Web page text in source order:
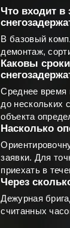
Что входит в
В базовый
демонтаж,
Каковы
Среднее время
до нескольких
объекта
Насколько
заявки. Для
приехать в
Через
Дежурная
считанных